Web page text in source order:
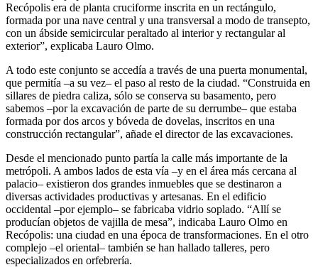
Recópolis era de planta cruciforme inscrita en un rectángulo,
formada por una nave central y una transversal a modo de transepto,
con un ábside semicircular peraltado al interior y rectangular al
exterior”, explicaba Lauro Olmo.
A todo este conjunto se accedía a través de una puerta monumental,
que permitía –a su vez– el paso al resto de la ciudad. “Construida en
sillares de piedra caliza, sólo se conserva su basamento, pero
sabemos –por la excavación de parte de su derrumbe– que estaba
formada por dos arcos y bóveda de dovelas, inscritos en una
construcción rectangular”, añade el director de las excavaciones.
Desde el mencionado punto partía la calle más importante de la
metrópoli. A ambos lados de esta vía –y en el área más cercana al
palacio– existieron dos grandes inmuebles que se destinaron a
diversas actividades productivas y artesanas. En el edificio
occidental –por ejemplo– se fabricaba vidrio soplado. “Allí se
producían objetos de vajilla de mesa”, indicaba Lauro Olmo en
Recópolis: una ciudad en una época de transformaciones. En el otro
complejo –el oriental– también se han hallado talleres, pero
especializados en orfebrería.